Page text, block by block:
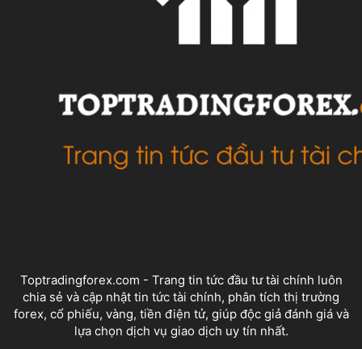
Toptradingforex.com - Trang tin tức đầu tư tài chính luôn
chia sẻ và cập nhật tin tức tài chính, phân tích thị trường
forex, cổ phiếu, vàng, tiền điện tử, giúp độc giả đánh giá và
lựa chọn dịch vụ giao dịch uy tín nhất.